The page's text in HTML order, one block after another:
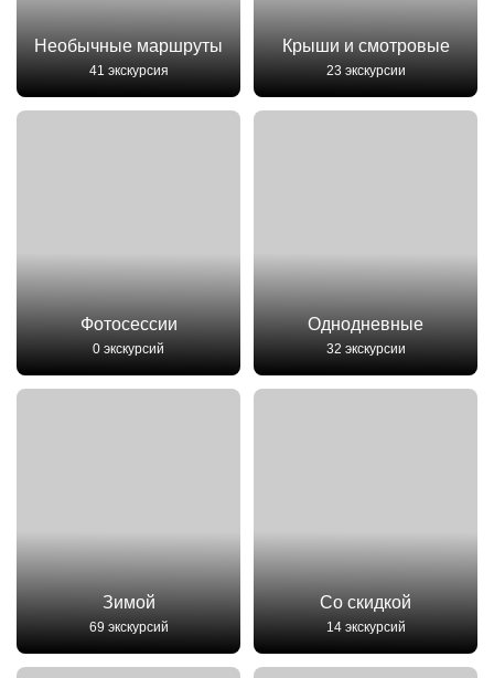
Необычные маршруты
41 экскурсия
Крыши и смотровые
23 экскурсии
Фотосессии
0 экскурсий
Однодневные
32 экскурсии
Зимой
69 экскурсий
Со скидкой
14 экскурсий